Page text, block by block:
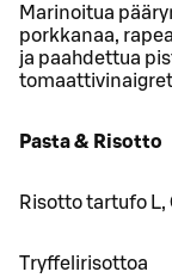
Marinoitua
porkkanaa,
ja paahdettua
Pasta & Risotto
Risotto tartufo L,
Tryffelirisottoa